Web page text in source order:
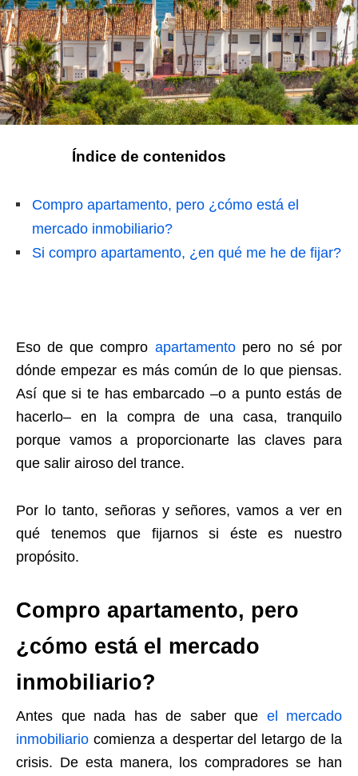
Índice de contenidos
Compro apartamento, pero ¿cómo está el
mercado inmobiliario?
Si compro apartamento, ¿en qué me he de fijar?
Eso de que compro apartamentopero no sé por
dónde empezar es más común de lo que piensas.
Así que si te has embarcado –o a punto estás de
hacerlo– en la compra de una casa, tranquilo
porque vamos a proporcionarte las claves para
que salir airoso del trance.
Por lo tanto, señoras y señores, vamos a ver en
qué tenemos que fijarnos si éste es nuestro
propósito.
Compro apartamento, pero
¿cómo está el mercado
inmobiliario?
Antes que nada has de saber que el mercado
inmobiliario comienza a despertar del letargo de la
crisis. De esta manera, los compradores se han